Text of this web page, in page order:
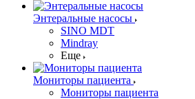
Энтеральные насосы
SINO MDT
Mindray
Еще
Мониторы пациента
Мониторы пациента